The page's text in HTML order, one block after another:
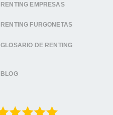
RENTING EMPRESAS
RENTING FURGONETAS
GLOSARIO DE RENTING
BLOG